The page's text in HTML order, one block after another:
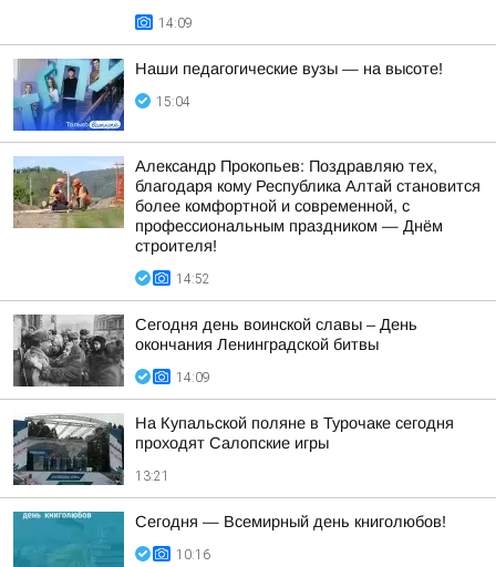
14:09
Наши педагогические вузы — на высоте!
15:04
Александр Прокопьев: Поздравляю тех,
благодаря кому Республика Алтай становится
более комфортной и современной, с
профессиональным праздником — Днём
строителя!
14:52
Сегодня день воинской славы – День
окончания Ленинградской битвы
14:09
На Купальской поляне в Турочаке сегодня
проходят Салопские игры
13:21
Сегодня — Всемирный день книголюбов!
10:16